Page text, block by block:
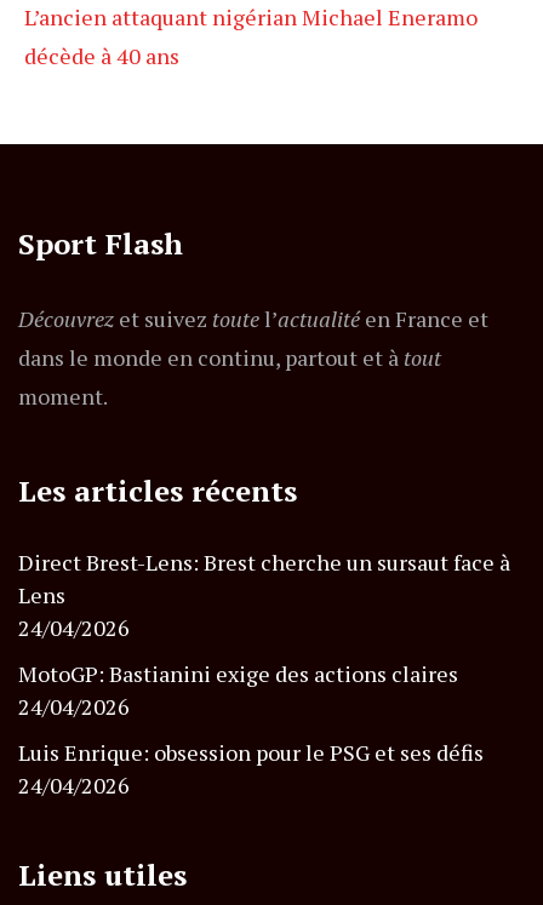
L’ancien attaquant nigérian Michael Eneramo
décède à 40 ans
Sport Flash
Découvrez et suivez toutel’actualitéen France et
dans le monde en continu, partout et à tout
moment.
Les articles récents
Direct Brest-Lens: Brest cherche un sursaut face à
Lens
24/04/2026
MotoGP: Bastianini exige des actions claires
24/04/2026
Luis Enrique: obsession pour le PSG et ses défis
24/04/2026
Liens utiles